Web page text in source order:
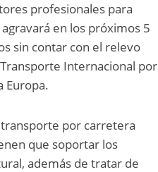
profesionales para
en los próximos 5
sin contar con el relevo
Internacional por
Europa.
transporte por carretera
que soportar los
además de tratar de